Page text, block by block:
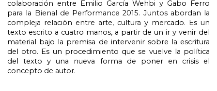
colaboración entre Emilio García Wehbi y Gabo Ferro
para la Bienal de Performance 2015. Juntos abordan la
compleja relación entre arte, cultura y mercado. Es un
texto escrito a cuatro manos, a partir de un ir y venir del
material bajo la premisa de intervenir sobre la escritura
del otro. Es un procedimiento que se vuelve la política
del texto y una nueva forma de poner en crisis el
concepto de autor.